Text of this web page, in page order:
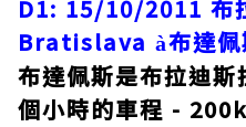
D1: 15/10/2011 布
Bratislava à布達
布達佩斯是布拉迪斯
個小時的車程 -